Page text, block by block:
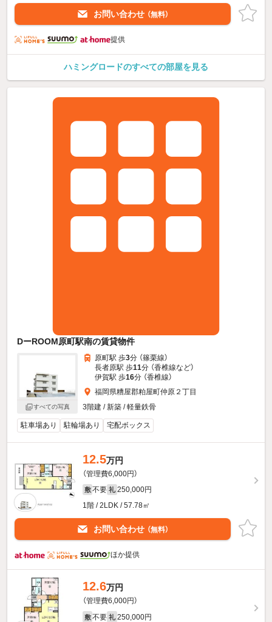
お問い合わせ （無料）
提供
ハミングロードのすべての部屋を見る
DーROOM原町駅南の賃貸物件
すべての写真
原町駅 歩3分 （篠栗線）
長者原駅 歩11分 （香椎線など）
伊賀駅 歩16分 （香椎線）
福岡県糟屋郡粕屋町仲原２丁目
3階建 / 新築 / 軽量鉄骨
駐車場あり 駐輪場あり 宅配ボックス
12.5万円
（管理費6,000円）
敷 不要 礼 250,000円
1階 / 2LDK / 57.78㎡
お問い合わせ （無料）
ほか提供
12.6万円
（管理費6,000円）
敷 不要 礼 250,000円